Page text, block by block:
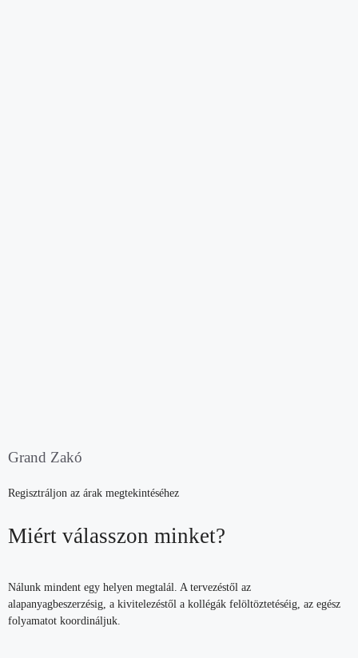
Grand Zakó
Regisztráljon az árak megtekintéséhez
Miért válasszon minket?
Nálunk mindent egy helyen megtalál. A tervezéstől az
alapanyagbeszerzésig, a kivitelezéstől a kollégák felöltöztetéséig, az egész
folyamatot koordináljuk.